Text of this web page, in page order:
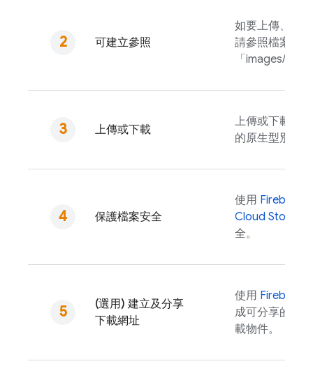
可建立參照
如要上傳、下
請參照檔案路
「images/
上傳或下載
上傳或下載至
的原生型別。
保護檔案安全
使用 Firebase
Cloud Storage
全。
(選用) 建立及分享
下載網址
使用 Firebase
成可分享的網
載物件。